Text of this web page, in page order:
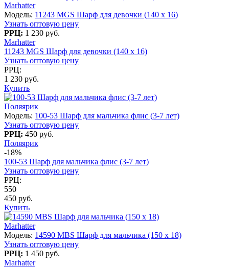
Marhatter
Модель: 11243 MGS Шарф для девочки (140 x 16)
Узнать оптовую цену
РРЦ: 1 230 руб.
Marhatter
11243 MGS Шарф для девочки (140 x 16)
Узнать оптовую цену
РРЦ:
1 230 руб.
Купить
Поляярик
Модель: 100-53 Шарф для мальчика флис (3-7 лет)
Узнать оптовую цену
РРЦ: 450 руб.
Поляярик
-18%
100-53 Шарф для мальчика флис (3-7 лет)
Узнать оптовую цену
РРЦ:
550
450 руб.
Купить
Marhatter
Модель: 14590 MBS Шарф для мальчика (150 x 18)
Узнать оптовую цену
РРЦ: 1 450 руб.
Marhatter